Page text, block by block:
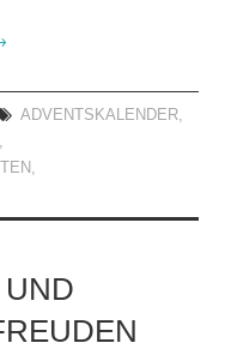
ADVENTSKALENDER,
,
,